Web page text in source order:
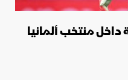
داخل منتخب ألمانيا